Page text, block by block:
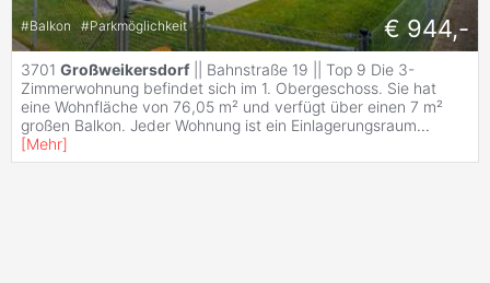
#Balkon #Parkmöglichkeit € 944,-
3701 Großweikersdorf || Bahnstraße 19 || Top 9 Die 3-
Zimmerwohnung befindet sich im 1. Obergeschoss. Sie hat
eine Wohnfläche von 76,05 m² und verfügt über einen 7 m²
großen Balkon. Jeder Wohnung ist ein Einlagerungsraum...
[Mehr]